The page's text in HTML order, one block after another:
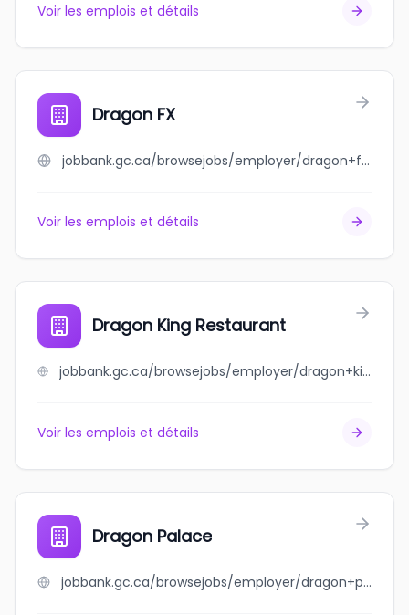
Voir les emplois et détails
Dragon FX
jobbank.gc.ca/browsejobs/employer/dragon+fx/ca
Voir les emplois et détails
Dragon King Restaurant
jobbank.gc.ca/browsejobs/employer/dragon+king+restaurant/ca
Voir les emplois et détails
Dragon Palace
jobbank.gc.ca/browsejobs/employer/dragon+palace/ca